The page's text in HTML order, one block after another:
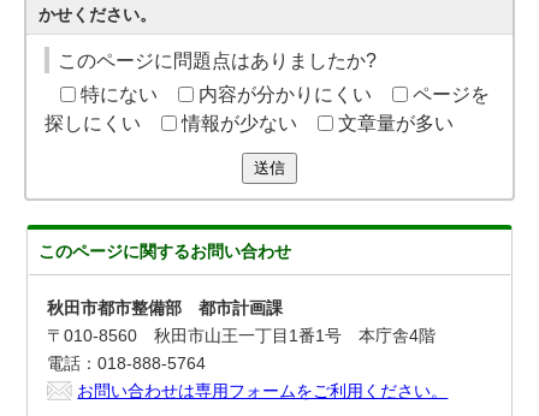
かせください。
このページに問題点はありましたか?
特にない
内容が分かりにくい
ページを
探しにくい
情報が少ない 文章量が多い
送信
このページに関するお問い合わせ
秋田市都市整備部 都市計画課
〒010-8560 秋田市山王一丁目1番1号 本庁舎4階
電話：018-888-5764
お問い合わせは専用フォームをご利用ください。